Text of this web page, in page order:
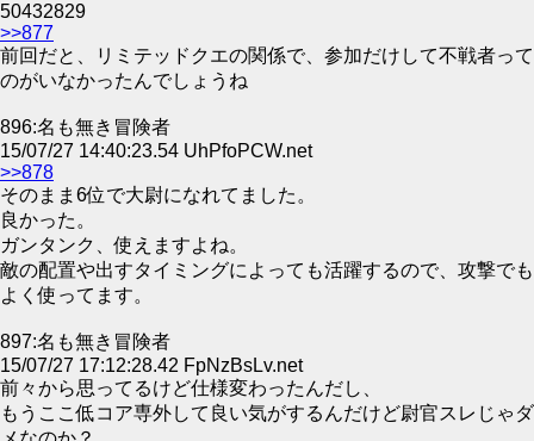
50432829
>>877
前回だと、リミテッドクエの関係で、参加だけして不戦者って
のがいなかったんでしょうね
896:名も無き冒険者
15/07/27 14:40:23.54 UhPfoPCW.net
>>878
そのまま6位で大尉になれてました。
良かった。
ガンタンク、使えますよね。
敵の配置や出すタイミングによっても活躍するので、攻撃でも
よく使ってます。
897:名も無き冒険者
15/07/27 17:12:28.42 FpNzBsLv.net
前々から思ってるけど仕様変わったんだし、
もうここ低コア専外して良い気がするんだけど尉官スレじゃダ